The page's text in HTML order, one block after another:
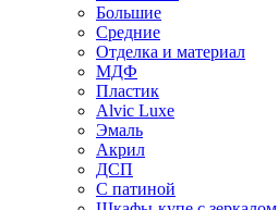
Большие
Средние
Отделка и материал
МДФ
Пластик
Alvic Luxe
Эмаль
Акрил
ДСП
С патиной